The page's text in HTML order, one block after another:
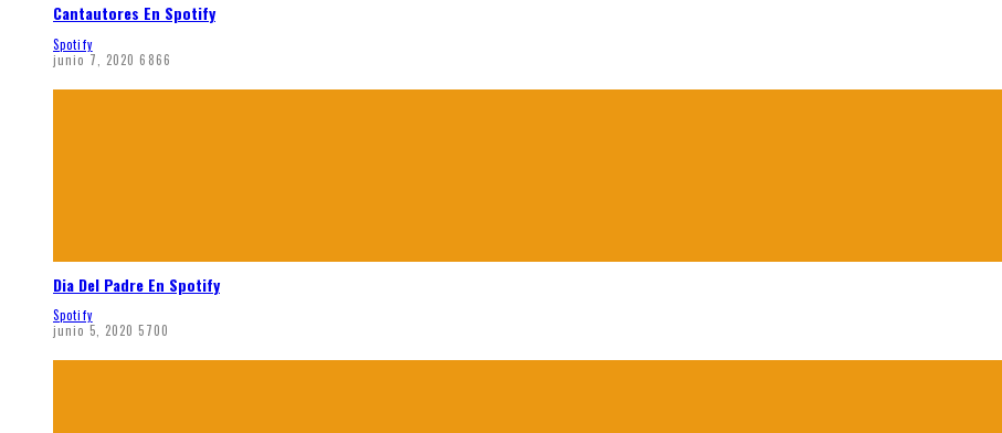
Cantautores En Spotify
Spotify
junio 7, 2020 6866
Dia Del Padre En Spotify
Spotify
junio 5, 2020 5700